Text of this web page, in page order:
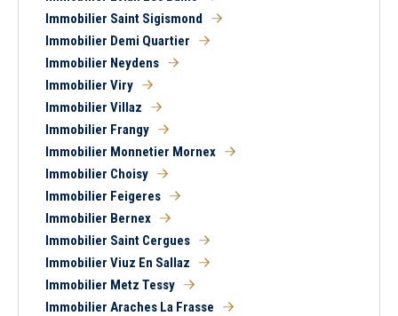
Immobilier Saint Sigismond
Immobilier Demi Quartier
Immobilier Neydens
Immobilier Viry
Immobilier Villaz
Immobilier Frangy
Immobilier Monnetier Mornex
Immobilier Choisy
Immobilier Feigeres
Immobilier Bernex
Immobilier Saint Cergues
Immobilier Viuz En Sallaz
Immobilier Metz Tessy
Immobilier Araches La Frasse